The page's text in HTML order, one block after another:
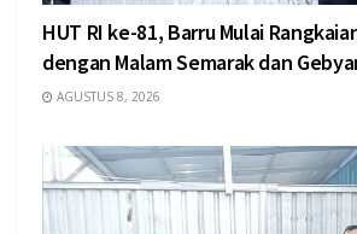
HUT RI ke-81, Barru Mulai
dengan Malam Semarak dan
AGUSTUS 8, 2026